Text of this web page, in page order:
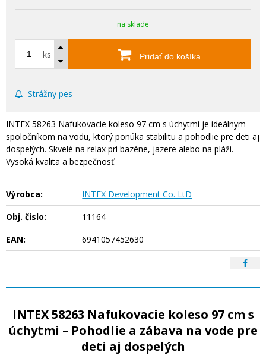
na sklade
ks Pridať do košíka
Strážny pes
INTEX 58263 Nafukovacie koleso 97 cm s úchytmi je ideálnym
spoločníkom na vodu, ktorý ponúka stabilitu a pohodlie pre deti aj
dospelých. Skvelé na relax pri bazéne, jazere alebo na pláži.
Vysoká kvalita a bezpečnosť.
Výrobca:
INTEX Development Co. LtD
Obj. čislo:
11164
EAN:
6941057452630
INTEX 58263 Nafukovacie koleso 97 cm s
úchytmi – Pohodlie a zábava na vode pre
deti aj dospelých